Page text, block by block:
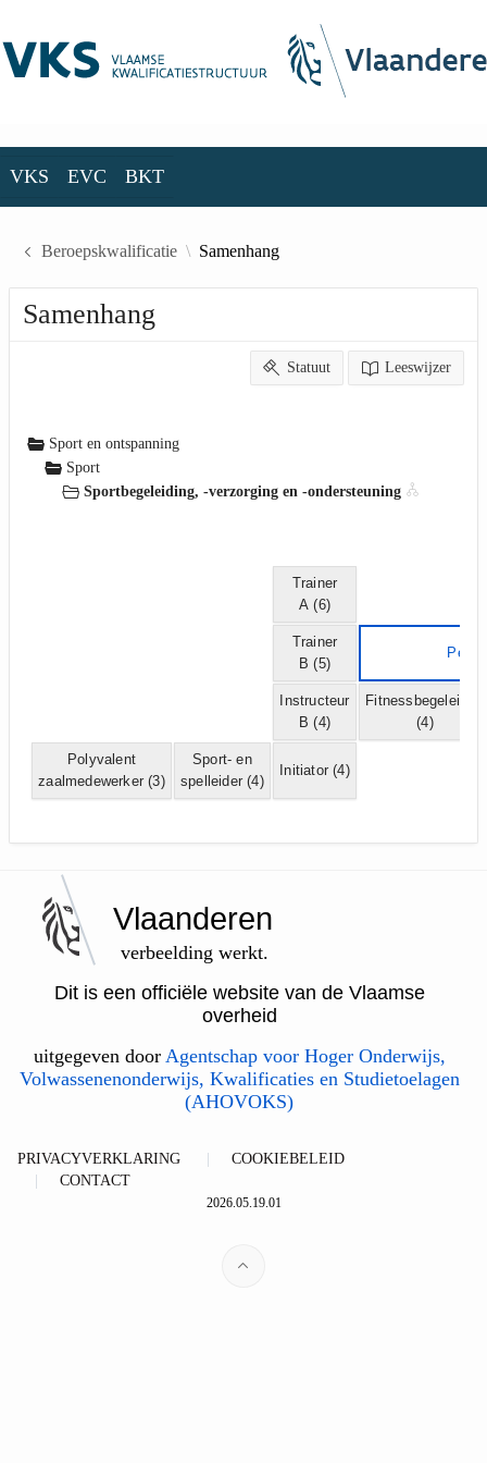
VKS EVC BKT
Beroepskwalificatie Samenhang
Samenhang
Statuut Leeswijzer
Sport en ontspanning
Sport
Sportbegeleiding, -verzorging en -ondersteuning
Trainer
A (6)
Trainer
B (5)
Instructeur
B (4)
Fitnessbegeleider
(4)
Polyvalent
zaalmedewerker (3)
Sport- en
spelleider (4)
Initiator (4)
Vlaanderen
verbeelding werkt.
Dit is een officiële website van de Vlaamse
overheid
uitgegeven door Agentschap voor Hoger Onderwijs,
Volwassenenonderwijs, Kwalificaties en Studietoelagen
(AHOVOKS)
PRIVACYVERKLARING
COOKIEBELEID
CONTACT
2026.05.19.01